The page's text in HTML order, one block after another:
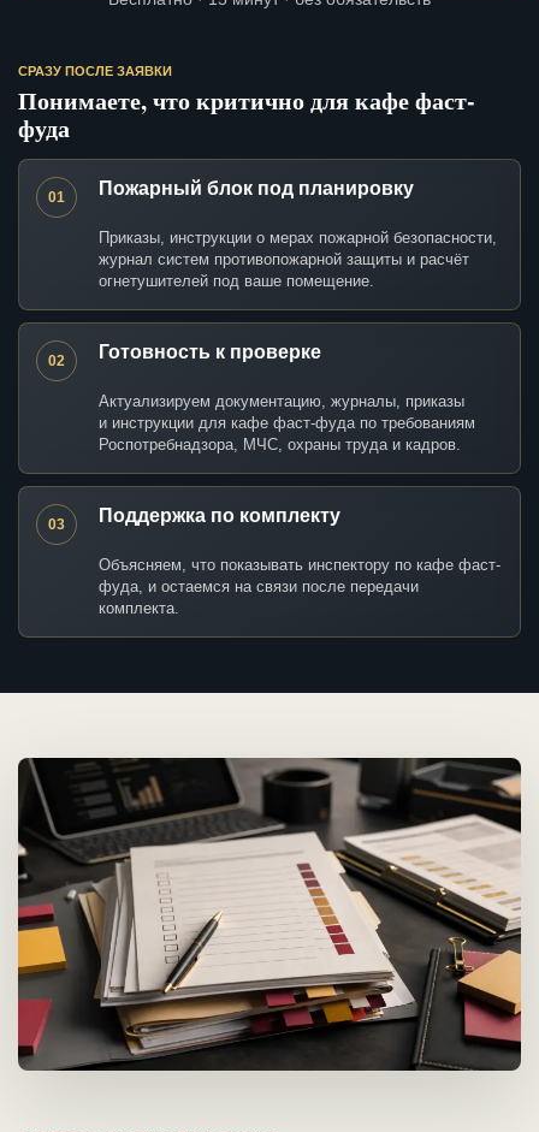
СРАЗУ ПОСЛЕ ЗАЯВКИ
Понимаете, что критично для кафе фаст-
фуда
01 Пожарный блок под планировку
Приказы, инструкции о мерах пожарной безопасности,
журнал систем противопожарной защиты и расчёт
огнетушителей под ваше помещение.
02 Готовность к проверке
Актуализируем документацию, журналы, приказы
и инструкции для кафе фаст-фуда по требованиям
Роспотребнадзора, МЧС, охраны труда и кадров.
03 Поддержка по комплекту
Объясняем, что показывать инспектору по кафе фаст-
фуда, и остаемся на связи после передачи
комплекта.